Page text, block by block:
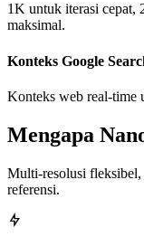
1K untuk iterasi cepat,
maksimal.
Konteks Google
Konteks web real-time
Mengapa
Multi-resolusi fleksibel,
referensi.